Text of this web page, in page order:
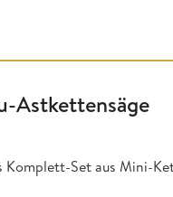
Astkettensäge
Set aus Mini-